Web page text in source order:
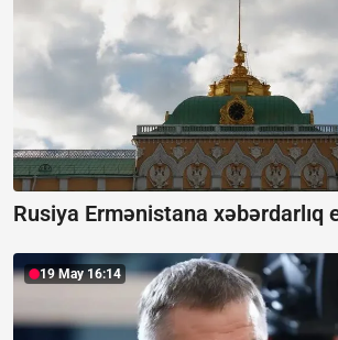
Rusiya Ermənistana xəbərdarlıq
19 May 16:14